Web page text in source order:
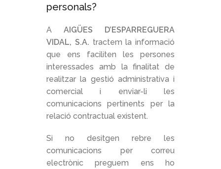
personals?
A AIGÜES D’ESPARREGUERA
VIDAL, S.A. tractem la informació
que ens faciliten les persones
interessades amb la finalitat de
realitzar la gestió administrativa i
comercial i enviar-li les
comunicacions pertinents per la
relació contractual existent.
Si no desitgen rebre les
comunicacions per correu
electrònic preguem ens ho